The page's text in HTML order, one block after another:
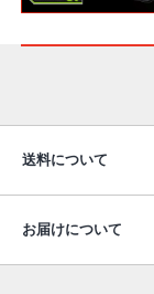
送料について
お届けについて